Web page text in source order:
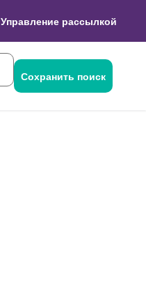
Управление рассылкой
Сохранить поиск